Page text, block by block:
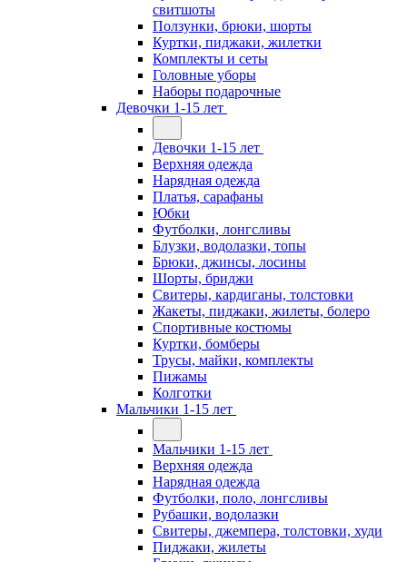
свитшоты
Ползунки, брюки, шорты
Куртки, пиджаки, жилетки
Комплекты и сеты
Головные уборы
Наборы подарочные
Девочки 1-15 лет
Девочки 1-15 лет
Верхняя одежда
Нарядная одежда
Платья, сарафаны
Юбки
Футболки, лонгсливы
Блузки, водолазки, топы
Брюки, джинсы, лосины
Шорты, бриджи
Свитеры, кардиганы, толстовки
Жакеты, пиджаки, жилеты, болеро
Спортивные костюмы
Куртки, бомберы
Трусы, майки, комплекты
Пижамы
Колготки
Мальчики 1-15 лет
Мальчики 1-15 лет
Верхняя одежда
Нарядная одежда
Футболки, поло, лонгсливы
Рубашки, водолазки
Свитеры, джемпера, толстовки, худи
Пиджаки, жилеты